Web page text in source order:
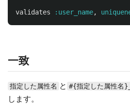
validates :user_name,
一致
指定した属性名 と #{指定した属性
します。